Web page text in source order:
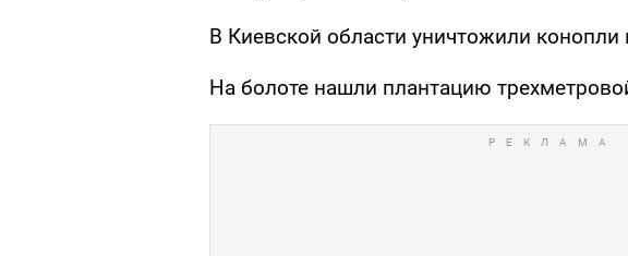
В Киевской области уничтожили конопли
На болоте нашли плантацию